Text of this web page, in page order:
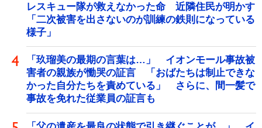
レスキュー隊が救えなかった命 近隣住民が明かす
「二次被害を出さないのが訓練の鉄則になっている
様子」
「玖瑠美の最期の言葉は…」 イオンモール事故被
害者の親族が慟哭の証言 「おばたちは制止できな
かった自分たちを責めている」 さらに、間一髪で
事故を免れた従業員の証言も